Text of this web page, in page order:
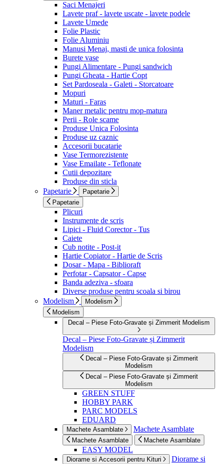
Saci Menajeri
Lavete praf - lavete uscate - lavete podele
Lavete Umede
Folie Plastic
Folie Aluminiu
Manusi Menaj, masti de unica folosinta
Burete vase
Pungi Alimentare - Pungi sandwich
Pungi Gheata - Hartie Copt
Set Pardoseala - Galeti - Storcatoare
Mopuri
Maturi - Faras
Maner metalic pentru mop-matura
Perii - Role scame
Produse Unica Folosinta
Produse uz caznic
Accesorii bucatarie
Vase Termorezistente
Vase Emailate - Teflonate
Cutii depozitare
Produse din sticla
Papetarie
Papetarie
Papetarie
Plicuri
Instrumente de scris
Lipici - Fluid Corector - Tus
Caiete
Cub notite - Post-it
Hartie Copiator - Hartie de Scris
Dosar - Mapa - Biblioraft
Perfotar - Capsator - Capse
Banda adeziva - sfoara
Diverse produse pentru scoala si birou
Modelism
Modelism
Modelism
Decal – Piese Foto-Gravate și Zimmerit Modelism
Decal – Piese Foto-Gravate și Zimmerit
Modelism
Decal – Piese Foto-Gravate și Zimmerit
Modelism
Decal – Piese Foto-Gravate și Zimmerit
Modelism
GREEN STUFF
HOBBY PARK
PARC MODELS
EDUARD
Machete Asamblate Machete Asamblate
Machete Asamblate Machete Asamblate
EASY MODEL
Diorame si Accesorii pentru Kituri
Diorame si